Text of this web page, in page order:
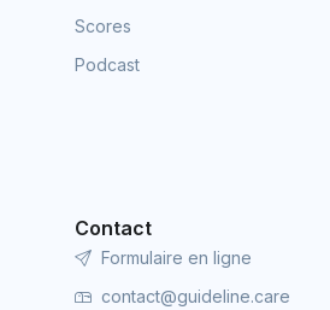
Scores
Podcast
Contact
Formulaire en ligne
contact@guideline.care